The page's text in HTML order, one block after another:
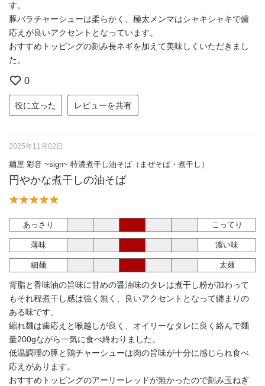
す。
豚バラチャーシューは柔らかく、極太メンマはシャキシャキで歯
応えが良いアクセントとなっています。
おすすめトッピングの刻み長ネギを加えて美味しくいただきまし
た。
0
役に立った レビューを共有
2025年11月02日
麺屋 彩音 ~sign~ 特濃煮干し油そば（まぜそば・煮干し）
円やかな煮干しの油そば
あっさり こってり
薄味 濃い味
細麺 太麺
背脂と香味油の旨味に甘めの醤油味のタレは煮干し粉が加わって
もそれ程煮干し感は強く無く、良いアクセントとなって纏まりの
ある味です。
縮れ麺は歯応えと喉越しが良く、オイリーなタレに良く絡んで麺
量200gながら一気に食べ終わりました。
低温調理の豚と鶏チャーシューは肉の旨味が十分に感じられ食べ
応えがあります。
おすすめトッピングのアーリーレッドが無かったので刻み玉ねぎ